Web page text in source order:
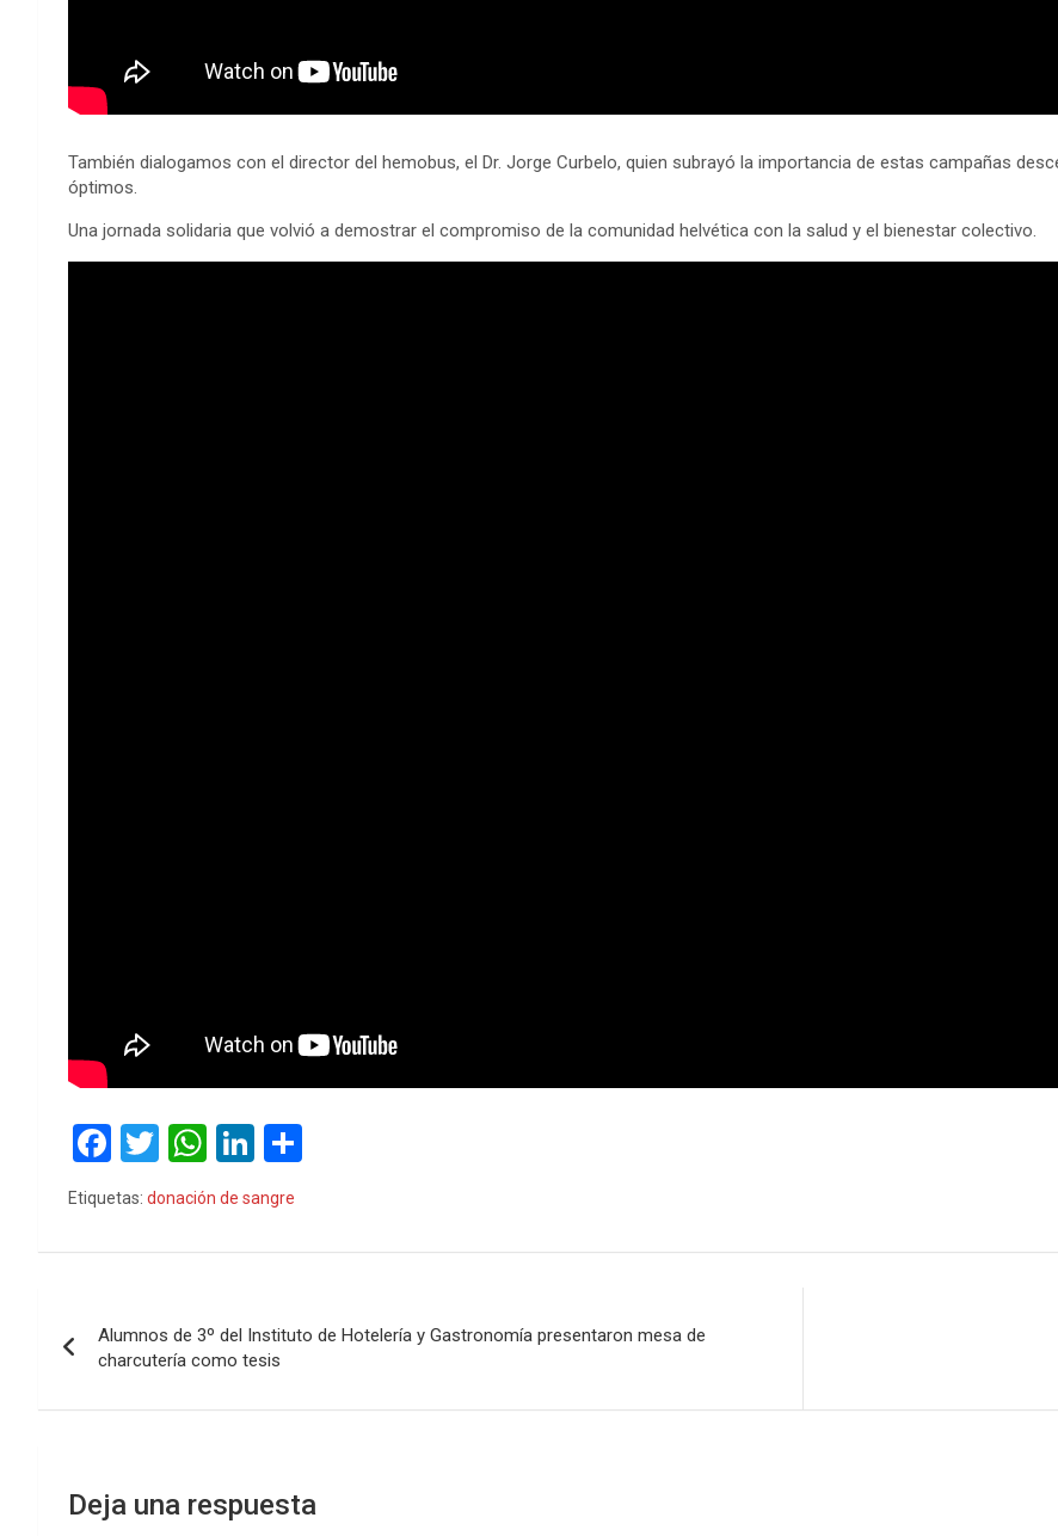
También dialogamos con el director del hemobus, el Dr. Jorge Curbelo, quien subrayó la importancia de estas campañas
óptimos.
Una jornada solidaria que volvió a demostrar el compromiso de la comunidad helvética con la salud y el bienestar colectivo.
F
a
ce
b
o
k
T
wi
tt
er
W
h
at
s
p
p
Li
ke
dI p
tir
Etiquetas: donación de sangre
de
entradas
Alumnos de 3º del Instituto de Hotelería y Gastronomía presentaron mesa de
charcutería como tesis
Deja una respuesta